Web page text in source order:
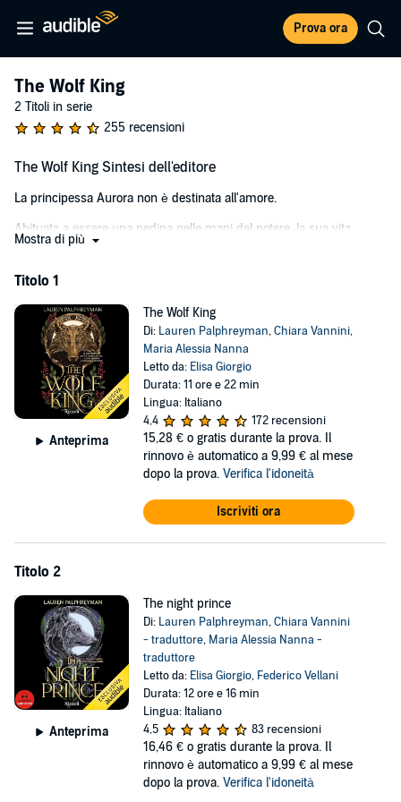
Prova ora
The Wolf King
2 Titoli in serie
255 recensioni
The Wolf King Sintesi dell'editore
La principessa Aurora non è destinata all'amore.
Abituata a essere una pedina nelle mani del potere, la sua vita
cambia per sempre la notte in cui decide di risparmiare un giovane
usarla come merce di scambio nella feroce guerra tra umani e lupi.
Callum la porta al castello del Re Lupo, nelle terre selvagge a nord
del confine, dove clan di lupi storicamente nemici stanno iniziando a
far fronte comune. Ma più i due trascorrono del tempo insieme, e
più l'alfa dagli occhi profondi e dal corpo scolpito dalla guerra si
rivela un protettore leale e dal cuore indomito. In breve tempo,
l'adrenalina della battaglia non è niente in confronto alla tensione che
divampa tra loro.
Ma il castello del Re Lupo è un nido di vipere, e l'attrazione è un
lusso che nessuno può permettersi. Mentre lotta per la propria
voglia offrirle aiuto, Aurora riscopre la sua forza e il suo potere più
selvaggio. Perché per vincere la guerra servono coraggio, passione...
e l'audacia di infrangere ogni regola.
©2026 Mondadori Libri (P)2026 Mondadori Libri
Mostra di più
Titolo 1
Anteprima
The Wolf King
Di: Lauren Palphreyman,Chiara Vannini,
Maria Alessia Nanna
Letto da: Elisa Giorgio
Durata: 11 ore e 22 min
Lingua: Italiano
4,4
172 recensioni
15,28 € o gratis durante la prova. Il
rinnovo è automatico a 9,99 € al mese
dopo la prova. Verifica l'idoneità
Iscriviti ora
Titolo 2
Anteprima
The night prince
Di: Lauren Palphreyman,Chiara Vannini
- traduttore, Maria Alessia Nanna -
traduttore
Letto da: Elisa Giorgio, Federico Vellani
Durata: 12 ore e 16 min
Lingua: Italiano
4,5
83 recensioni
16,46 € o gratis durante la prova. Il
rinnovo è automatico a 9,99 € al mese
dopo la prova. Verifica l'idoneità